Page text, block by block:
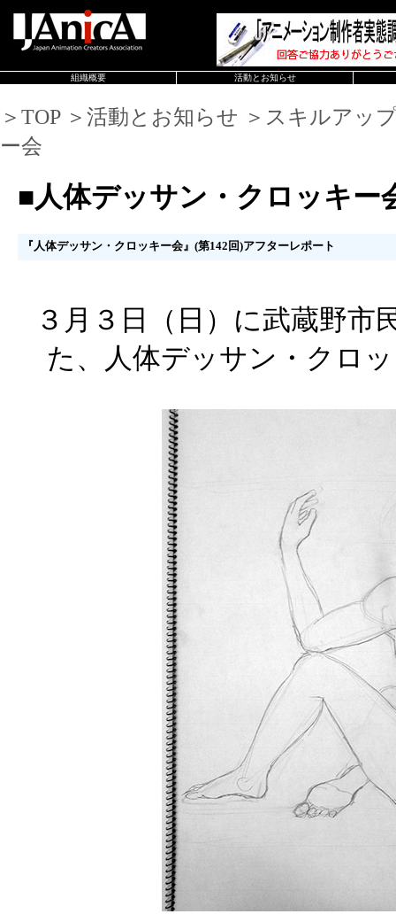
組織概要 活動とお知らせ
＞TOP ＞活動とお知らせ ＞スキルアッ
ー会
■人体デッサン・クロッキー
『人体デッサン・クロッキー会』(第142回)アフターレポート
３月３日（日）に武蔵野市
た、人体デッサン・クロ